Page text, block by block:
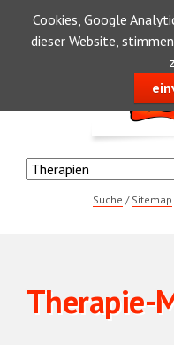
überspringen
Navigation
Navigation
Suche Sitemap
überspringen
Therapie-
Cookies, Google
dieser Website,